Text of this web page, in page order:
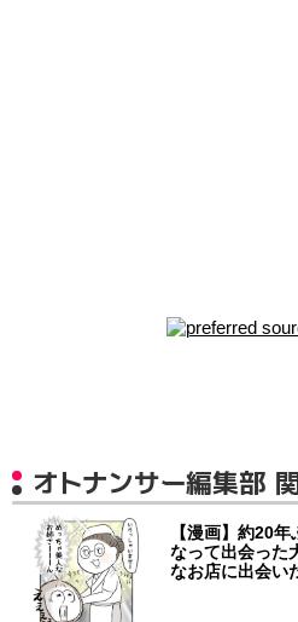
オトナンサー編集部
【漫画】約20
なって出会った
なお店に出会い